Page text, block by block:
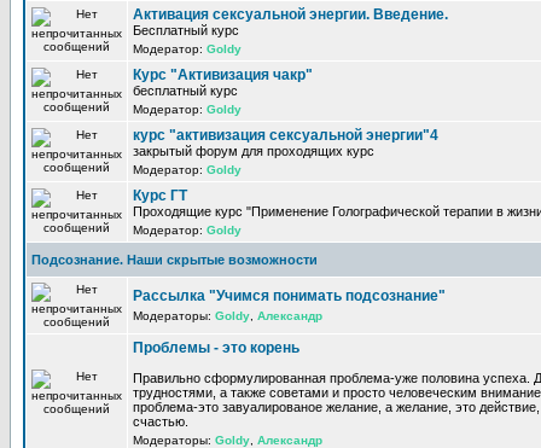
Активация сексуальной энергии. Введение.
Бесплатный курс
Модератор: Goldy
Курс "Активизация чакр"
бесплатный курс
Модератор: Goldy
курс "активизация сексуальной энергии"4
закрытый форум для проходящих курс
Модератор: Goldy
Курс ГТ
Проходящие курс "Применение Голографической терапии в
Модератор: Goldy
Подсознание. Наши скрытые возможности
Рассылка "Учимся понимать подсознание"
Модераторы: Goldy Александр
Проблемы - это корень
Правильно сформулированная проблема-уже половина успеха.
трудностями, а также советами и просто человеческим
проблема-это завуалированое желание, а желание, это
счастью.
Модераторы: Goldy Александр